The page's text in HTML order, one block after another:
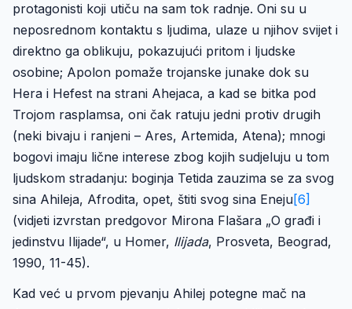
protagonisti koji utiču na sam tok radnje. Oni su u
neposrednom kontaktu s ljudima, ulaze u njihov svijet i
direktno ga oblikuju, pokazujući pritom i ljudske
osobine; Apolon pomaže trojanske junake dok su
Hera i Hefest na strani Ahejaca, a kad se bitka pod
Trojom rasplamsa, oni čak ratuju jedni protiv drugih
(neki bivaju i ranjeni – Ares, Artemida, Atena); mnogi
bogovi imaju lične interese zbog kojih sudjeluju u tom
ljudskom stradanju: boginja Tetida zauzima se za svog
sina Ahileja, Afrodita, opet, štiti svog sina Eneju[6]
(vidjeti izvrstan predgovor Mirona Flašara „O građi i
jedinstvu Ilijade“, u Homer, Ilijada, Prosveta, Beograd,
1990, 11-45).
Kad već u prvom pjevanju Ahilej potegne mač na